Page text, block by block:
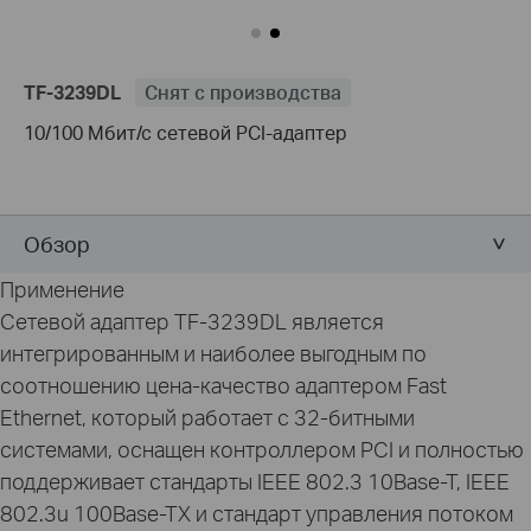
TF-3239DL
Снят с производства
10/100 Мбит/с сетевой PCI-адаптер
Обзор
Применение
Сетевой адаптер TF-3239DL является
интегрированным и наиболее выгодным по
соотношению цена-качество адаптером Fast
Ethernet, который работает с 32-битными
системами, оснащен контроллером PCI и полностью
поддерживает стандарты IEEE 802.3 10Base-T, IEEE
802.3u 100Base-TX и стандарт управления потоком